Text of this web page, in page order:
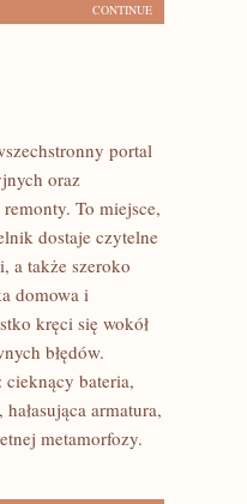
CONTINUE
portal
oraz
To miejsce,
dostaje czytelne
a także szeroko
domowa i
kręci się wokół
błędów.
cieknący bateria,
armatura,
metamorfozy.